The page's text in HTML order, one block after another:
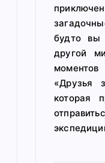
будто вы
другой
«Друзья
которая